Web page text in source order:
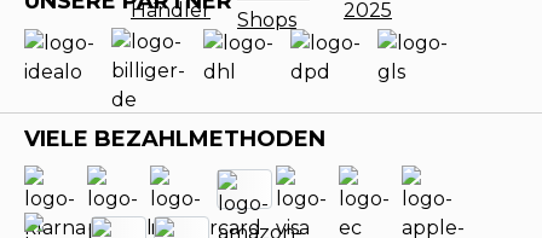
VIELE BEZAHLMETHODEN